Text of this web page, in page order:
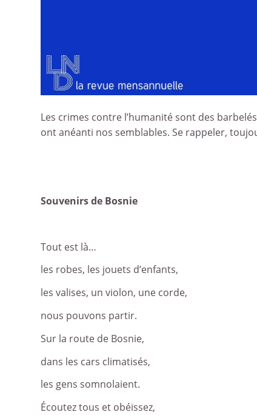
Les crimes contre l’humanité sont des
ont anéanti nos semblables. Se rappeler,
Souvenirs de Bosnie
Tout est là…
les robes, les jouets d’enfants,
les valises, un violon, une corde,
nous pouvons partir.
Sur la route de Bosnie,
dans les cars climatisés,
les gens somnolaient.
Écoutez tous et obéissez,